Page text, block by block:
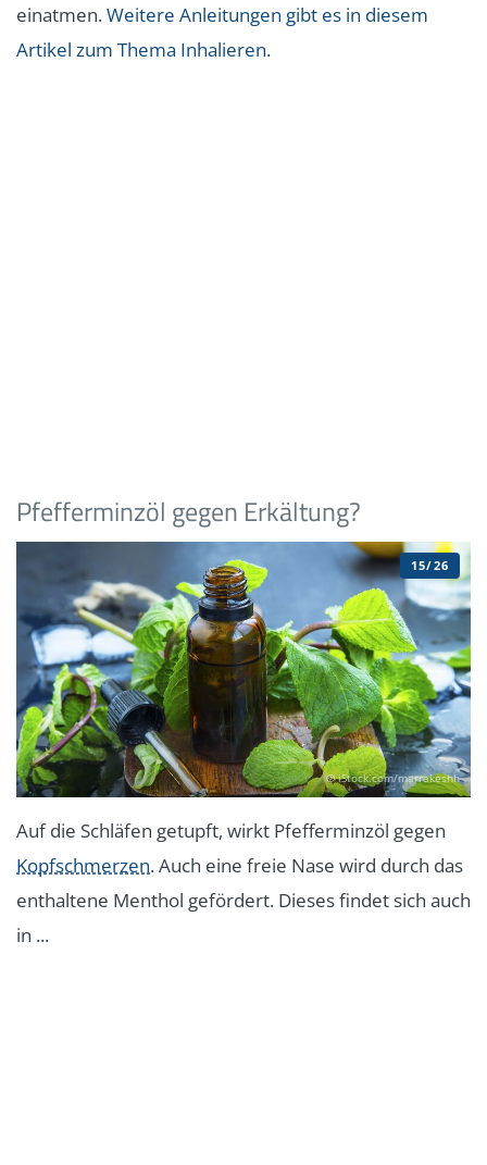
einatmen.Weitere Anleitungen gibt es in diesem
Artikel zum Thema Inhalieren.
Pfefferminzöl gegen Erkältung?
© iStock.com/marrakeshh
15/26
Auf die Schläfen getupft, wirkt Pfefferminzöl gegen
Kopfschmerzen. Auch eine freie Nase wird durch das
enthaltene Menthol gefördert. Dieses findet sich auch
in ...